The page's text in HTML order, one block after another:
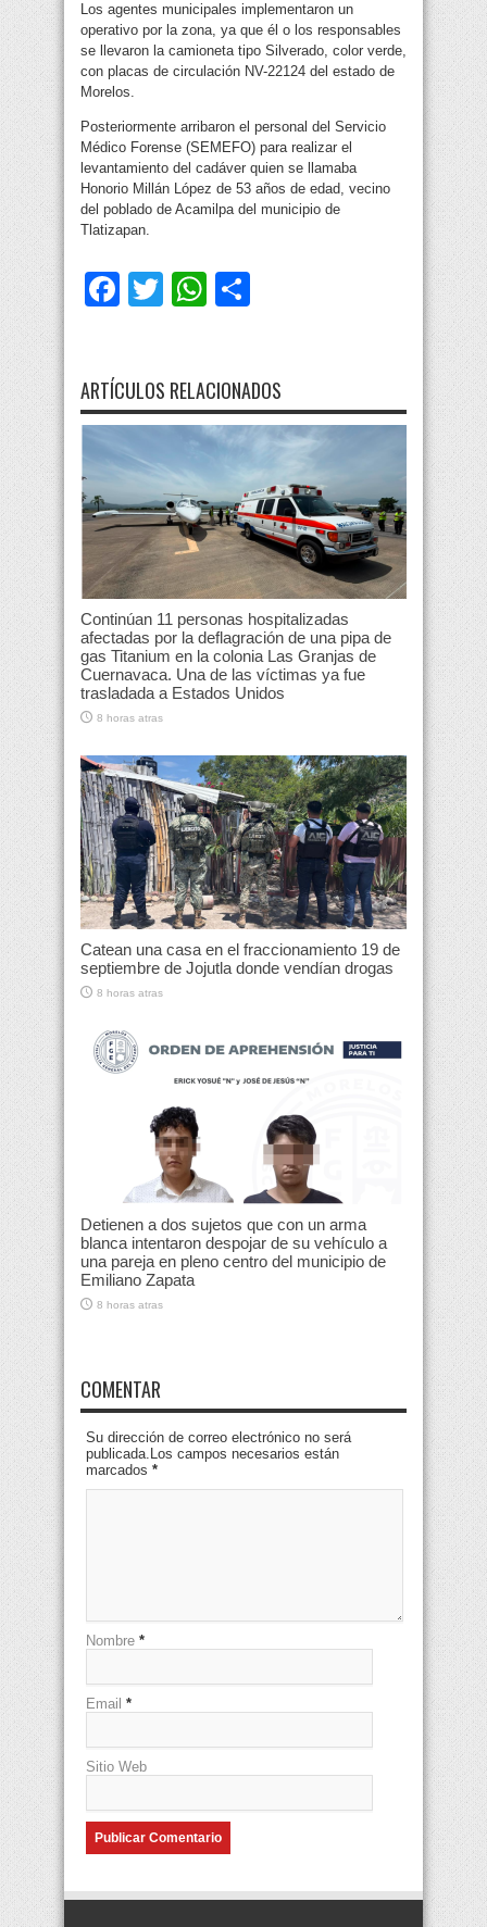
Los agentes municipales implementaron un
operativo por la zona, ya que él o los responsables
se llevaron la camioneta tipo Silverado, color verde,
con placas de circulación NV-22124 del estado de
Morelos.
Posteriormente arribaron el personal del Servicio
Médico Forense (SEMEFO) para realizar el
levantamiento del cadáver quien se llamaba
Honorio Millán López de 53 años de edad, vecino
del poblado de Acamilpa del municipio de
Tlatizapan.
Facebook
TwitterWhatsApp
ARTÍCULOS RELACIONADOS
Continúan 11 personas hospitalizadas
afectadas por la deflagración de una pipa de
gas Titanium en la colonia Las Granjas de
Cuernavaca. Una de las víctimas ya fue
trasladada a Estados Unidos
8 horas atras
Catean una casa en el fraccionamiento 19 de
septiembre de Jojutla donde vendían drogas
8 horas atras
Detienen a dos sujetos que con un arma
blanca intentaron despojar de su vehículo a
una pareja en pleno centro del municipio de
Emiliano Zapata
8 horas atras
COMENTAR
Su dirección de correo electrónico no será
publicada.Los campos necesarios están
marcados *
Nombre *
Email *
Sitio Web